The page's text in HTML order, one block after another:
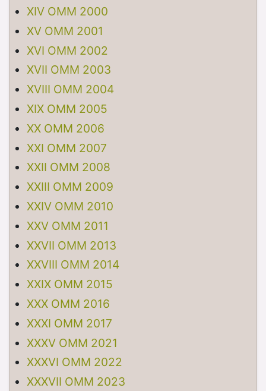
XIV OMM 2000
XV OMM 2001
XVI OMM 2002
XVII OMM 2003
XVIII OMM 2004
XIX OMM 2005
XX OMM 2006
XXI OMM 2007
XXII OMM 2008
XXIII OMM 2009
XXIV OMM 2010
XXV OMM 2011
XXVII OMM 2013
XXVIII OMM 2014
XXIX OMM 2015
XXX OMM 2016
XXXI OMM 2017
XXXV OMM 2021
XXXVI OMM 2022
XXXVII OMM 2023